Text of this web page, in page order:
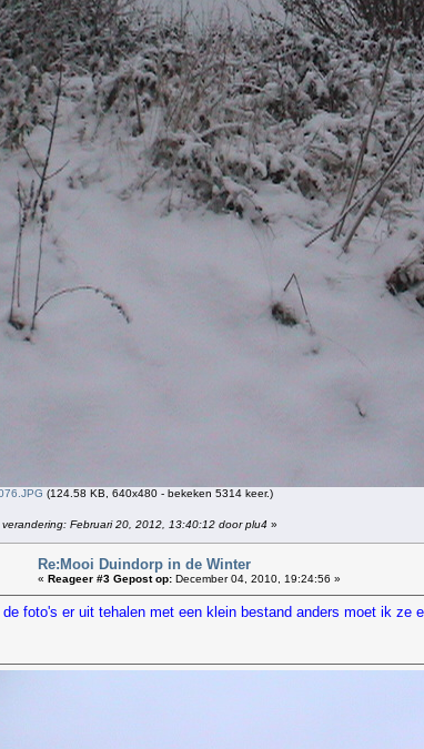
(124.58 KB, 640x480 - bekeken 5314 keer.)
Februari 20, 2012, 13:40:12 door plu4 »
Re:Mooi Duindorp in de Winter
« Reageer #3 Gepost op: December 04, 2010, 19:24:56 »
foto's er uit tehalen met een klein bestand anders moet ik ze